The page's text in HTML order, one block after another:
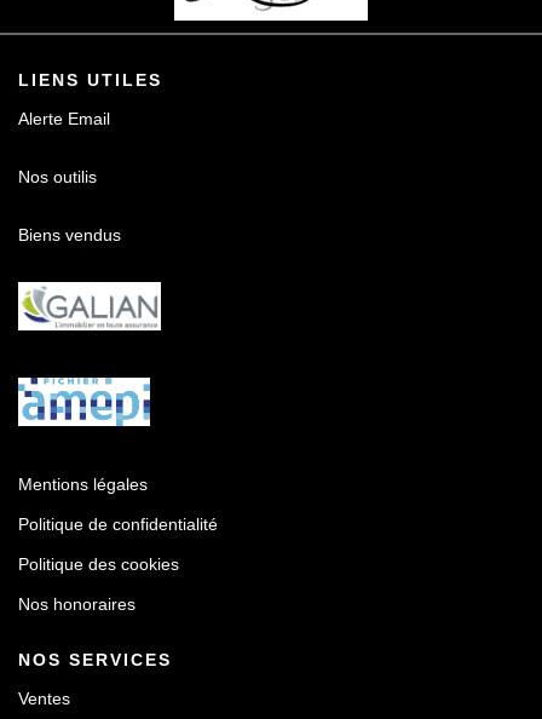
LIENS UTILES
Alerte Email
Nos outilis
Biens vendus
Mentions légales
Politique de confidentialité
Politique des cookies
Nos honoraires
NOS SERVICES
Ventes